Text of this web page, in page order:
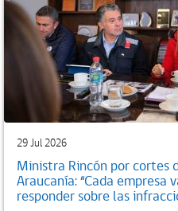
29 Jul 2026
Ministra Rincón por cortes
Araucanía: “Cada empresa
responder sobre las